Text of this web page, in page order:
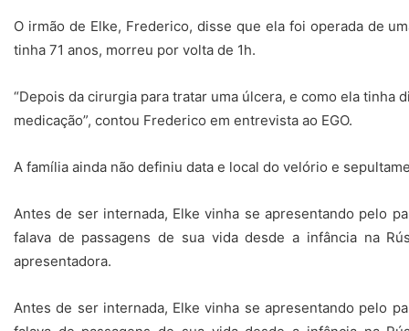
O irmão de Elke, Frederico, disse que ela foi operada de
tinha 71 anos, morreu por volta de 1h.
“Depois da cirurgia para tratar uma úlcera, e como ela tinha
medicação”, contou Frederico em entrevista ao EGO.
A família ainda não definiu data e local do velório e
Antes de ser internada, Elke vinha se apresentando pelo
falava de passagens de sua vida desde a infância na
apresentadora.
Antes de ser internada, Elke vinha se apresentando pelo